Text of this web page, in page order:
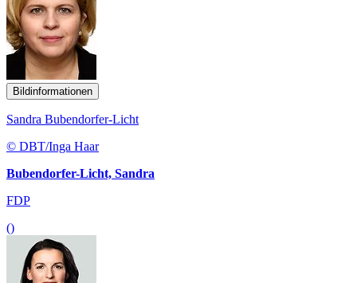
Bildinformationen
Sandra Bubendorfer-Licht
© DBT/Inga Haar
Bubendorfer-Licht, Sandra
FDP
()